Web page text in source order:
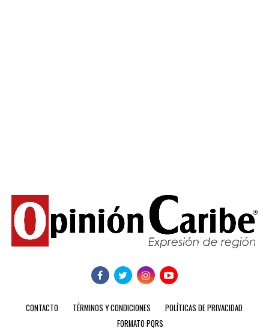
CONTACTO TÉRMINOS Y CONDICIONES
POLÍTICAS DE PRIVACIDAD
FORMATO PQRS